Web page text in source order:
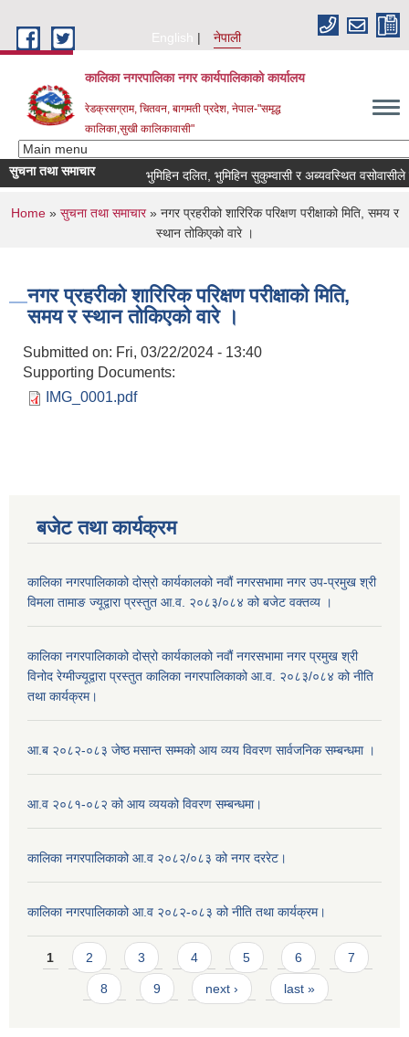
English
नेपाली
कालिका नगरपालिका नगर कार्यपालिकाकाे कार्यालय
रेडक्रसग्राम, चितवन, बागमती प्रदेश, नेपाल-"समृद्ध
कालिका,सुखी कालिकावासी"
सुचना तथा समाचार भुमिहिन दलित, भुमिहिन सुकुम्वासी र अब्यवस्थित वसोवासीले
You are here
Home» सुचना तथा समाचार» नगर प्रहरीको शारिरिक परिक्षण परीक्षाको मिति, समय र
स्थान तोकिएको वारे ।
नगर प्रहरीको शारिरिक परिक्षण परीक्षाको मिति,
समय र स्थान तोकिएको वारे ।
Submitted on: Fri, 03/22/2024 - 13:40
Supporting Documents:
IMG_0001.pdf
बजेट तथा कार्यक्रम
कालिका नगरपालिकाको दोस्रो कार्यकालको नवौं नगरसभामा नगर उप-प्रमुख श्री
विमला तामाङ ज्यूद्वारा प्रस्तुत आ.व. २०८३/०८४ को बजेट वक्तव्य ।
कालिका नगरपालिकाको दोस्रो कार्यकालको नवौं नगरसभामा नगर प्रमुख श्री
विनोद रेग्मीज्यूद्वारा प्रस्तुत कालिका नगरपालिकाको आ.व. २०८३/०८४ को नीति
तथा कार्यक्रम।
आ.ब २०८२-०८३ जेष्ठ मसान्त सम्मको आय व्यय विवरण सार्वजनिक सम्बन्धमा ।
आ.व २०८१-०८२ को आय व्ययको विवरण सम्बन्धमा।
कालिका नगरपालिकाको आ.व २०८२/०८३ को नगर दररेट।
कालिका नगरपालिकाको आ.व २०८२-०८३ को नीति तथा कार्यक्रम।
Pages
1 2 3 4 5 6 7
8 9 next › last »